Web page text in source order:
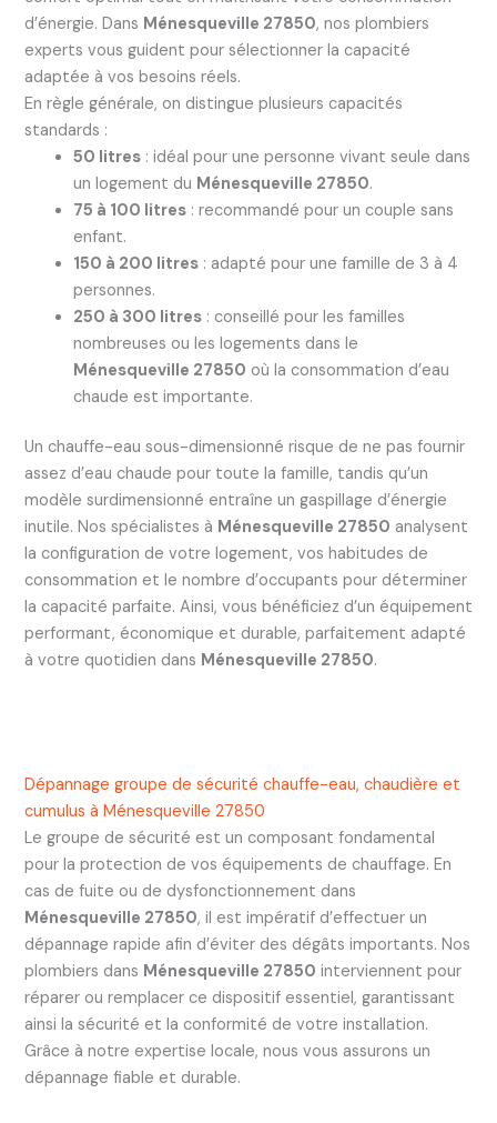
d’énergie. Dans Ménesqueville 27850, nos plombiers
experts vous guident pour sélectionner la capacité
adaptée à vos besoins réels.
En règle générale, on distingue plusieurs capacités
standards :
50 litres: idéal pour une personne vivant seule dans
un logement du Ménesqueville 27850.
75 à 100 litres: recommandé pour un couple sans
enfant.
150 à 200 litres: adapté pour une famille de 3 à 4
personnes.
250 à 300 litres: conseillé pour les familles
nombreuses ou les logements dans le
Ménesqueville 27850 où la consommation d’eau
chaude est importante.
Un chauffe-eau sous-dimensionné risque de ne pas fournir
assez d’eau chaude pour toute la famille, tandis qu’un
modèle surdimensionné entraîne un gaspillage d’énergie
inutile. Nos spécialistes à Ménesqueville 27850 analysent
la configuration de votre logement, vos habitudes de
consommation et le nombre d’occupants pour déterminer
la capacité parfaite. Ainsi, vous bénéficiez d’un équipement
performant, économique et durable, parfaitement adapté
à votre quotidien dans Ménesqueville 27850.
Dépannage groupe de sécurité chauffe-eau, chaudière et
cumulus à Ménesqueville 27850
Le groupe de sécurité est un composant fondamental
pour la protection de vos équipements de chauffage. En
cas de fuite ou de dysfonctionnement dans
Ménesqueville 27850, il est impératif d’effectuer un
dépannage rapide afin d’éviter des dégâts importants. Nos
plombiers dans Ménesqueville 27850 interviennent pour
réparer ou remplacer ce dispositif essentiel, garantissant
ainsi la sécurité et la conformité de votre installation.
Grâce à notre expertise locale, nous vous assurons un
dépannage fiable et durable.